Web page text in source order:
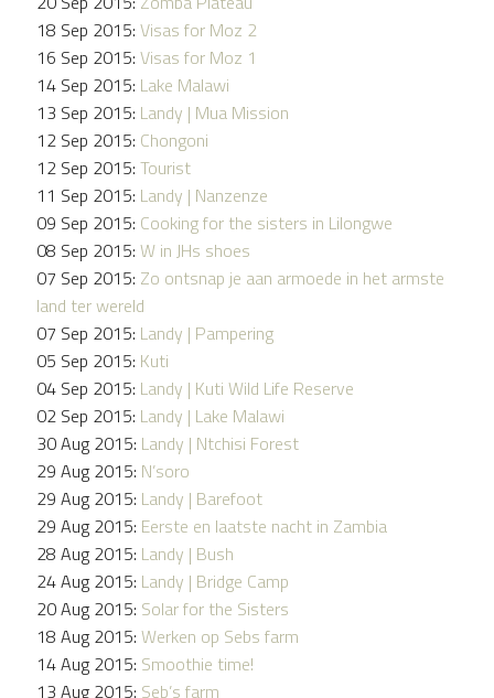
18 Sep 2015: Visas for Moz 2
16 Sep 2015: Visas for Moz 1
14 Sep 2015: Lake Malawi
13 Sep 2015: Landy | Mua Mission
12 Sep 2015: Chongoni
12 Sep 2015: Tourist
11 Sep 2015: Landy | Nanzenze
09 Sep 2015: Cooking for the sisters in Lilongwe
08 Sep 2015: W in JHs shoes
07 Sep 2015: Zo ontsnap je aan armoede in het armste
land ter wereld
07 Sep 2015: Landy | Pampering
05 Sep 2015: Kuti
04 Sep 2015: Landy | Kuti Wild Life Reserve
02 Sep 2015: Landy | Lake Malawi
30 Aug 2015: Landy | Ntchisi Forest
29 Aug 2015: N’soro
29 Aug 2015: Landy | Barefoot
29 Aug 2015: Eerste en laatste nacht in Zambia
28 Aug 2015: Landy | Bush
24 Aug 2015: Landy | Bridge Camp
20 Aug 2015: Solar for the Sisters
18 Aug 2015: Werken op Sebs farm
14 Aug 2015: Smoothie time!
13 Aug 2015: Seb’s farm